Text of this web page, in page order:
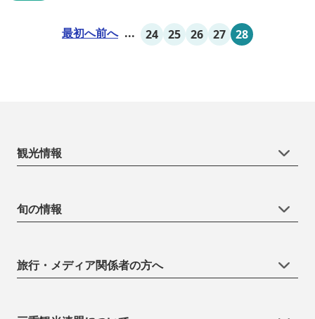
最初へ前へ ... 24 25 26 27 28
観光情報
旬の情報
旅行・メディア関係者の方へ